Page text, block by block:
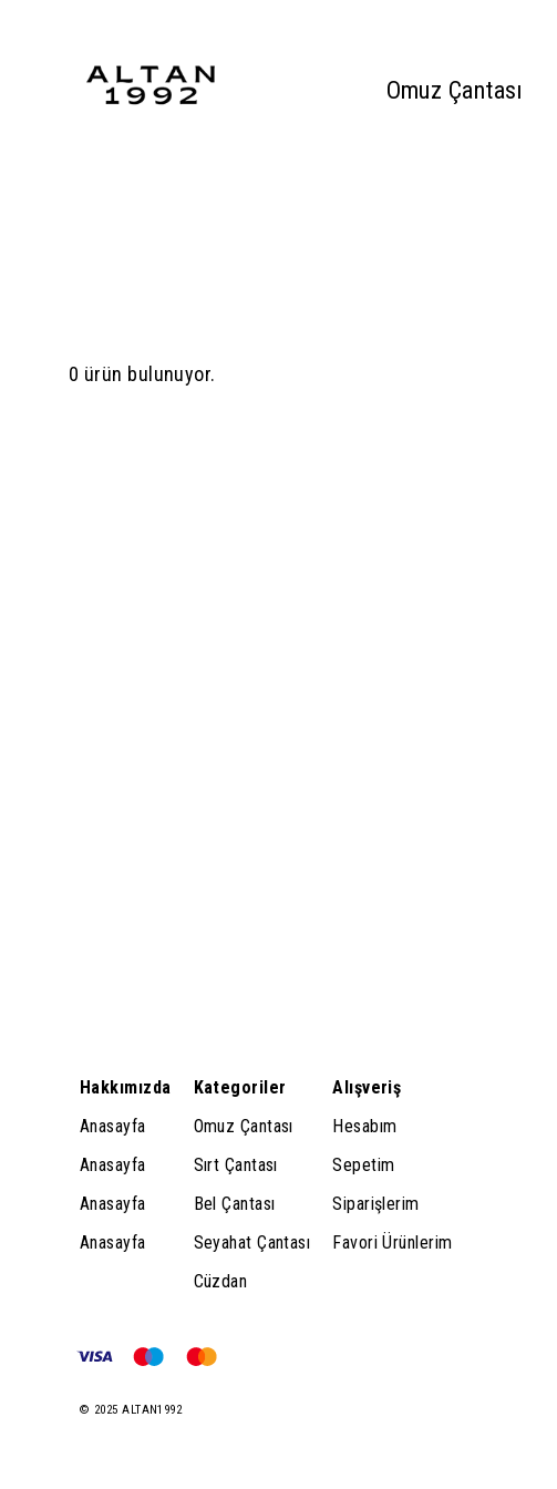
Omuz Çantası
0 ürün bulunuyor.
Hakkımızda
Anasayfa
Anasayfa
Anasayfa
Anasayfa
Kategoriler
Omuz Çantası
Sırt Çantası
Bel Çantası
Seyahat Çantası
Cüzdan
Alışveriş
Hesabım
Sepetim
Siparişlerim
Favori Ürünlerim
© 2025 ALTAN1992